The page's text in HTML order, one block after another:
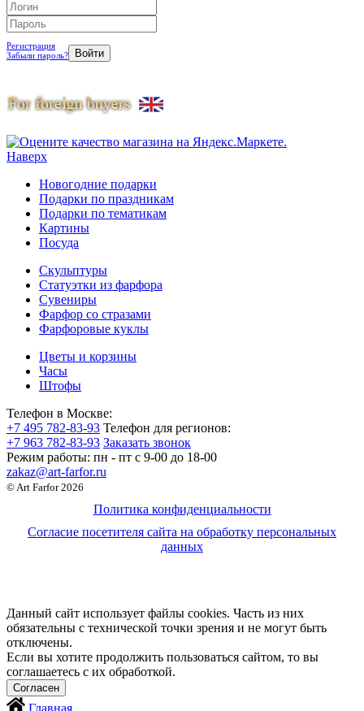
Регистрация
Забыли пароль?
Наверх
Новогодние подарки
Подарки по праздникам
Подарки по тематикам
Картины
Посуда
Скульптуры
Статуэтки из фарфора
Сувениры
Фарфор со стразами
Фарфоровые куклы
Цветы и корзины
Часы
Штофы
Телефон в Москве:
+7 495 782-83-93 Телефон для регионов:
+7 963 782-83-93 Заказать звонок
Режим работы: пн - пт c 9-00 до 18-00
zakaz@art-farfor.ru
© Art Farfor 2026
Политика конфиденциальности
Согласие посетителя сайта на обработку персональных
данных
Данный сайт использует файлы cookies. Часть из них
обязательны с технической точки зрения и не могут быть
отключены.
Если вы хотите продолжить пользоваться сайтом, то вы
соглашаетесь с их обработкой.
Главная